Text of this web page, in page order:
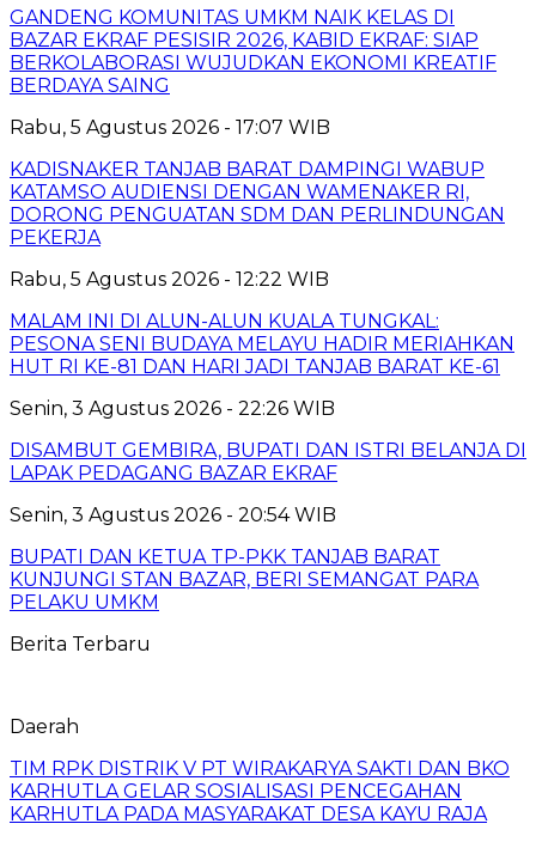
GANDENG KOMUNITAS UMKM NAIK KELAS DI
BAZAR EKRAF PESISIR 2026, KABID EKRAF: SIAP
BERKOLABORASI WUJUDKAN EKONOMI KREATIF
BERDAYA SAING
Rabu, 5 Agustus 2026 - 17:07 WIB
KADISNAKER TANJAB BARAT DAMPINGI WABUP
KATAMSO AUDIENSI DENGAN WAMENAKER RI,
DORONG PENGUATAN SDM DAN PERLINDUNGAN
PEKERJA
Rabu, 5 Agustus 2026 - 12:22 WIB
MALAM INI DI ALUN-ALUN KUALA TUNGKAL:
PESONA SENI BUDAYA MELAYU HADIR MERIAHKAN
HUT RI KE-81 DAN HARI JADI TANJAB BARAT KE-61
Senin, 3 Agustus 2026 - 22:26 WIB
DISAMBUT GEMBIRA, BUPATI DAN ISTRI BELANJA DI
LAPAK PEDAGANG BAZAR EKRAF
Senin, 3 Agustus 2026 - 20:54 WIB
BUPATI DAN KETUA TP-PKK TANJAB BARAT
KUNJUNGI STAN BAZAR, BERI SEMANGAT PARA
PELAKU UMKM
Berita Terbaru
Daerah
TIM RPK DISTRIK V PT WIRAKARYA SAKTI DAN BKO
KARHUTLA GELAR SOSIALISASI PENCEGAHAN
KARHUTLA PADA MASYARAKAT DESA KAYU RAJA